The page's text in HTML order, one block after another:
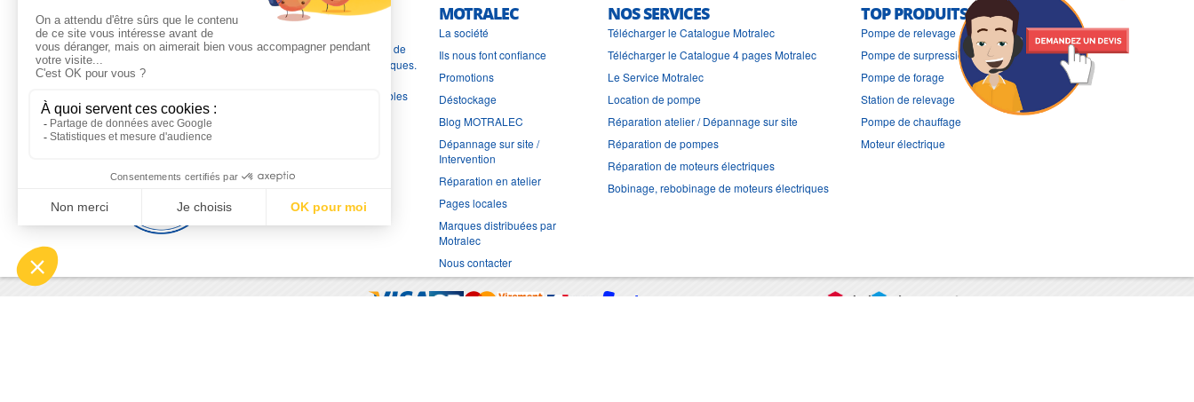
L'EXPERTISE MOTRALEC
Depuis 1976, nous sommes
Franceen pompes de relevage, station de relevage, pompe de
chauffage, suppression, forage, immergée et moteurs électriques.
Nous assurons
, tout en travaillant avec les marques les plus fiables
du marché.
MOTRALEC
La société
Ils nous font confiance
Promotions
Déstockage
Blog MOTRALEC
Dépannage sur site /
Intervention
Réparation en atelier
Pages locales
Marques distribuées par
Motralec
Nous contacter
NOS SERVICES
Télécharger le Catalogue Motralec
Télécharger le Catalogue 4 pages Motralec
Le Service Motralec
Location de pompe
Réparation atelier / Dépannage sur site
Réparation de pompes
Réparation de moteurs électriques
Bobinage, rebobinage de moteurs électriques
TOP PRODUITS
Pompe de relevage
Pompe de surpression
Pompe de forage
Station de relevage
Pompe de chauffage
Moteur électrique